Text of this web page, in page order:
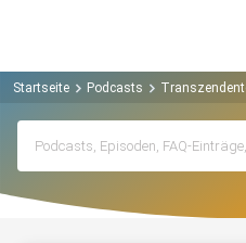
Startseite Podcasts